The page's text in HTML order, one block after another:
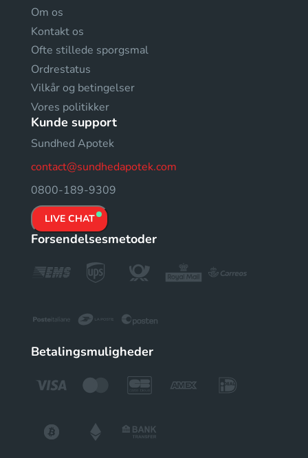
Om os
Kontakt os
Ofte stillede sporgsmal
Ordrestatus
Vilkår og betingelser
Vores politikker
Kunde support
Sundhed Apotek
contact@sundhedapotek.com
0800-189-9309
LIVE CHAT
Forsendelsesmetoder
Betalingsmuligheder